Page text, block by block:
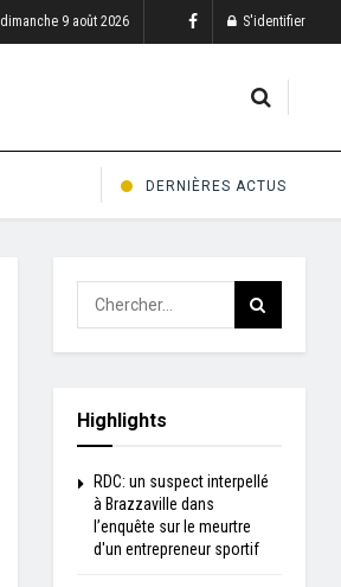
dimanche 9 août 2026 S'identifier
DERNIÈRES ACTUS
Highlights
RDC: un suspect interpellé
à Brazzaville dans
l’enquête sur le meurtre
d'un entrepreneur sportif